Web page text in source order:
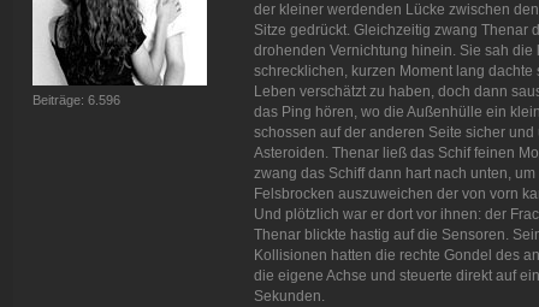
Beiträge: 6.596
der kleiner werdenden Lücke zwischen
Sitze gedrückt. Gleichzeitig zwang Thenar
drohenden Vernichtung hinein. Sie sah
schrecklichen, kurzen Moment lang
Leben verschätzt zu haben, doch dann
das Ping hören, wo die Außenhülle ein
schossen auf der anderen Seite sicher
Asteroiden. Thenar ließ das Schif feinen
zwang das Schiff dann hart nach unten,
Felsbrocken auszuweichen der von vorn
Und plötzlich war er dort vor ihnen: der
Thenar blickte hastig auf die Sensoren.
Kollisionen hatten die rechte Gondel des
die eigene Achse und steuerte direkt auf
Sekunden.